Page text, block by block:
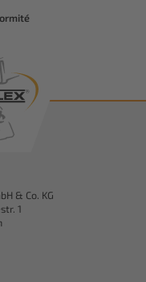
& Co. KG
1